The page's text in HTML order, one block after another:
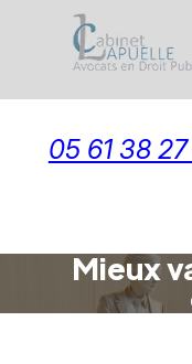
05 61 38 27
Mieux
Panneau de gestion des